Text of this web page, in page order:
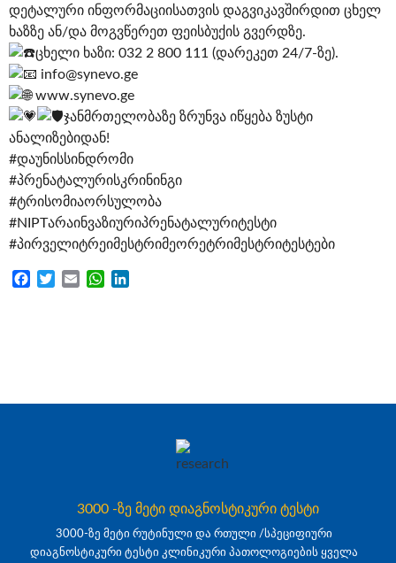
დეტალური ინფორმაციისათვის დაგვიკავშირდით ცხელ
ხაზზე ან/და მოგვწერეთ ფეისბუქის გვერდზე.
ცხელი ხაზი: 032 2 800 111 (დარეკეთ 24/7-ზე).
info@synevo.ge
www.synevo.ge
ჯანმრთელობაზე ზრუნვა იწყება ზუსტი
ანალიზებიდან!
#დაუნისსინდრომი
#პრენატალურისკრინინგი
#ტრისომიაორსულობა
#NIPTარაინვაზიურიპრენატალურიტესტი
#პირველიტრეიმესტრიმეორეტრიმესტრიტესტები
FacebookTwitter
Email WhatsApp
3000 -ზე მეტი დიაგნოსტიკური ტესტი
3000-ზე მეტი რუტინული და რთული /სპეციფიური
დიაგნოსტიკური ტესტი კლინიკური პათოლოგიების ყველა